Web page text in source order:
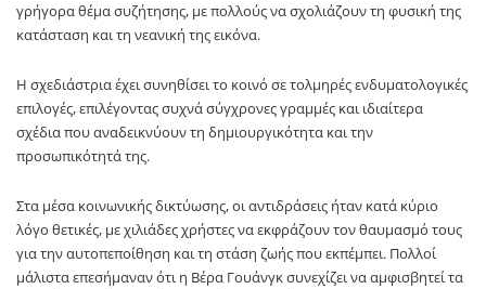
γρήγορα θέμα συζήτησης, με πολλούς να σχολιάζουν τη φυσική της
κατάσταση και τη νεανική της εικόνα.
Η σχεδιάστρια έχει συνηθίσει το κοινό σε τολμηρές ενδυματολογικές
επιλογές, επιλέγοντας συχνά σύγχρονες γραμμές και ιδιαίτερα
σχέδια που αναδεικνύουν τη δημιουργικότητα και την
προσωπικότητά της.
Στα μέσα κοινωνικής δικτύωσης, οι αντιδράσεις ήταν κατά κύριο
λόγο θετικές, με χιλιάδες χρήστες να εκφράζουν τον θαυμασμό τους
για την αυτοπεποίθηση και τη στάση ζωής που εκπέμπει. Πολλοί
μάλιστα επεσήμαναν ότι η Βέρα Γουάνγκ συνεχίζει να αμφισβητεί τα